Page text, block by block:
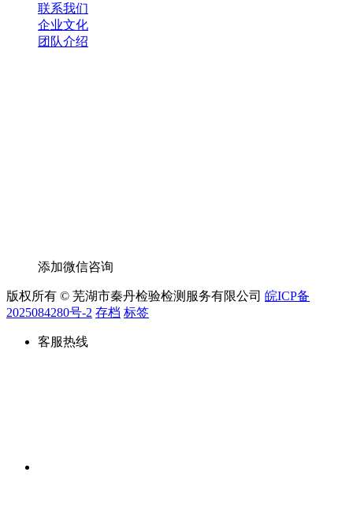
联系我们
企业文化
团队介绍
添加微信咨询
版权所有 © 芜湖市秦丹检验检测服务有限公司 皖ICP备
2025084280号-2 存档 标签
客服热线